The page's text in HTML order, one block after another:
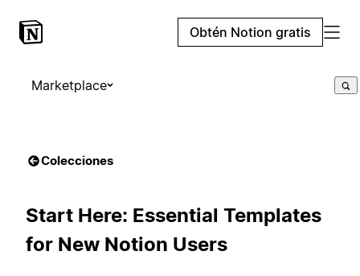
Obtén Notion gratis
Marketplace
Colecciones
Start Here: Essential Templates
for New Notion Users